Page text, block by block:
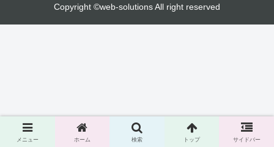
Copyright ©web-solutions All right reserved
メニュー ホーム 検索 トップ サイドバー